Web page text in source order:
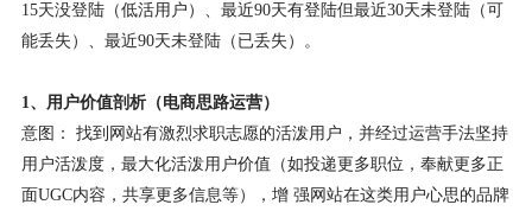
15天没登陆（低活用户）、最近90天有登陆但最近30天未登陆（可
能丢失）、最近90天未登陆（已丢失）。
1、用户价值剖析（电商思路运营）
意图： 找到网站有激烈求职志愿的活泼用户，并经过运营手法坚持
用户活泼度，最大化活泼用户价值（如投递更多职位，奉献更多正
面UGC内容，共享更多信息等），增 强网站在这类用户心思的品牌